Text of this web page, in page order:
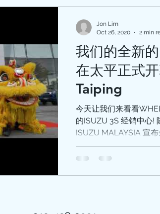
我们的全新
在太平正式
Taiping
今天让我们来看看
的ISUZU 3S 经销中心! 随着 ISUZU 车辆的迅速普及，
ISUZU MALAYSIA 宣
正式开幕开始营业，全
Matang...
Jon Lim
Oct 26, 2020
2 min